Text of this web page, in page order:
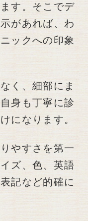
す。そこでデ
があれば、わ
ックへの印象
く、細部にま
身も丁寧に診
になります。
やすさを第一
ズ、色、英語
記など的確に